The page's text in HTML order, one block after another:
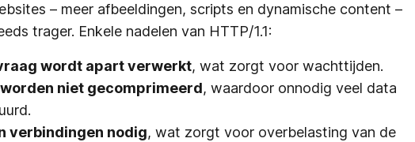
– meer afbeeldingen, scripts en dynamische content –
trager. Enkele nadelen van HTTP/1.1:
wordt apart verwerkt, wat zorgt voor wachttijden.
niet gecomprimeerd, waardoor onnodig veel data
verbindingen nodig, wat zorgt voor overbelasting van de